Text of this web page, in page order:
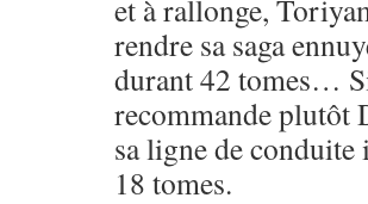
et à rallonge,
rendre sa saga
durant 42 tomes…
recommande plutôt
sa ligne de
18 tomes.